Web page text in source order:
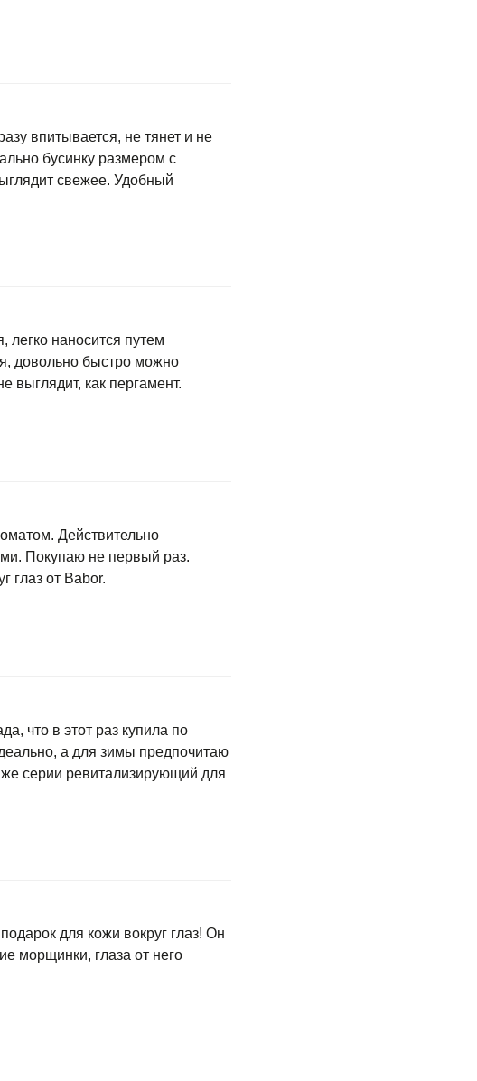
впитывается, не тянет и не
бусинку размером с
свежее. Удобный
легко наносится путем
довольно быстро можно
выглядит, как пергамент.
Действительно
Покупаю не первый раз.
глаз от Babor.
что в этот раз купила по
а для зимы предпочитаю
серии ревитализирующий для
для кожи вокруг глаз! Он
морщинки, глаза от него